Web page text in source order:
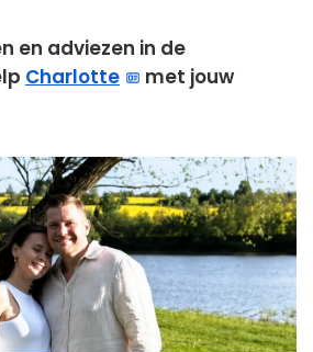
en adviezen in de
Charlotte
met jouw